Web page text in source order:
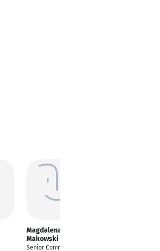
Magdalena
Makowski
Senior Community